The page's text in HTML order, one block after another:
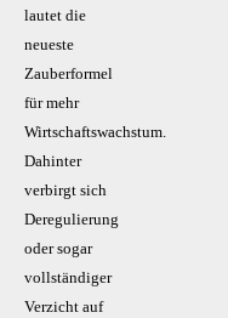
lautet die
neueste
Zauberformel
für mehr
Wirtschaftswachstum.
Dahinter
verbirgt sich
Deregulierung
oder sogar
vollständiger
Verzicht auf